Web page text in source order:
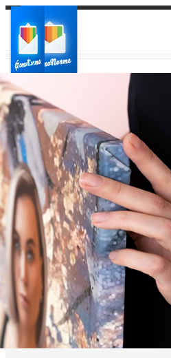
Ваш город:
Ваш регион доставки
Выберите из списка: